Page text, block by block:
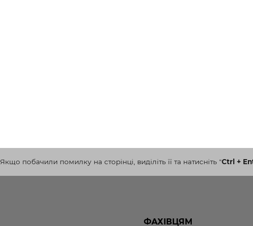
Якщо побачили помилку на сторінці, виділіть її та натисніть "Ctrl +
ФАХІВЦЯМ